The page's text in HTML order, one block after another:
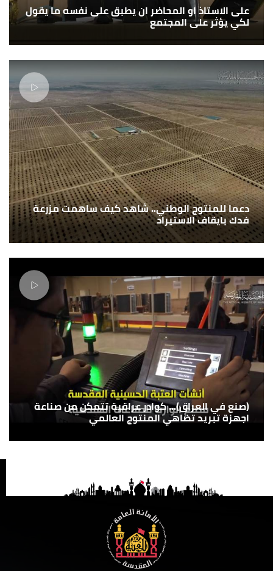
على الاستاذ او المحاضر ان يطبق على نفسه ما يقول
لكي يؤثر على المجتمع
دعما للمنتوج الوطني.. شاهد كيف ساهمت مزرعة
فدك بايقاف الاستيراد
(صنع في العراق)... كوادر عراقية تتمكن من صناعة
اجهزة تبريد تضاهي المنتوج العالمي